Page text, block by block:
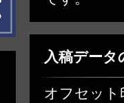
入稿データ
オフセッ